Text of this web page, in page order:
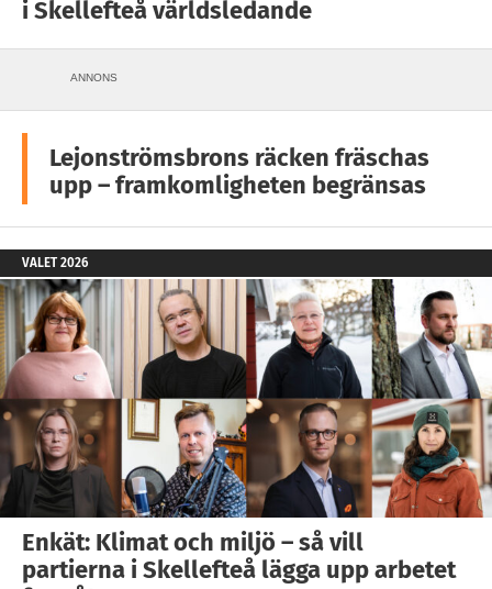
i Skellefteå världsledande
ANNONS
Lejonströmsbrons räcken fräschas
upp – framkomligheten begränsas
VALET 2026
Enkät: Klimat och miljö – så vill
partierna i Skellefteå lägga upp arbetet